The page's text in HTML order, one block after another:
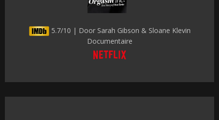
5.7/10 | Door Sarah Gibson & Sloane Klevin
Documentaire